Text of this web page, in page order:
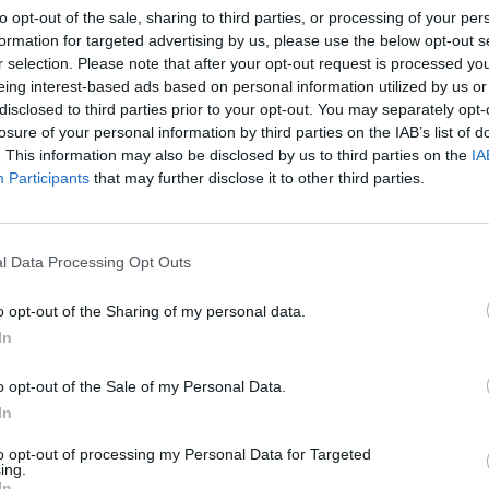
opt-out of the sale, sharing to third parties, or processing of your
for targeted advertising by us, please use the below opt-out
selection. Please note that after your opt-out request is processed
interest-based ads based on personal information utilized by us
to third parties prior to your opt-out. You may separately
of your personal information by third parties on the IAB’s list of
This information may also be disclosed by us to third parties on the
Participants that may further disclose it to other third parties.
Data Processing Opt Outs
opt-out of the Sharing of my personal data.
opt-out of the Sale of my Personal Data.
opt-out of processing my Personal Data for Targeted
ολοκληρωμένη παρέμβαση σε δρόμους που
του Δήμου Ξάνθης, συνολικού μήκους 11,82
πλήρη χωματουργικά, κατασκευή
οδοστρωσία και ασφαλτικά, καθώς και
σήμανσης.